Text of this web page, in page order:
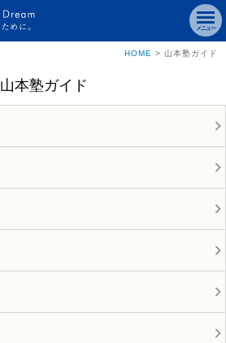
メニュー
HOME > 山本塾ガイド
山本塾ガイド